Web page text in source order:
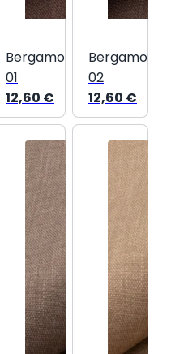
Bergamo
01
12,60 €
Bergamo
02
12,60 €